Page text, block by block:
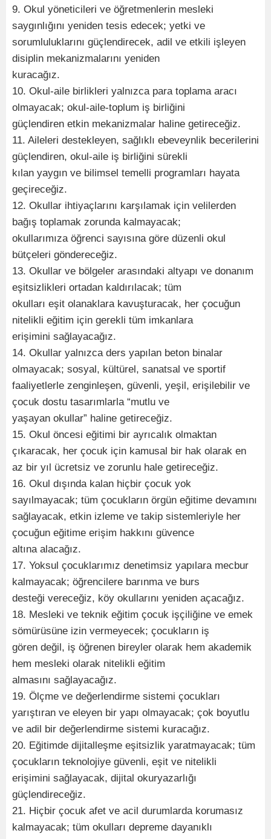
9. Okul yöneticileri ve öğretmenlerin mesleki
saygınlığını yeniden tesis edecek; yetki ve
sorumluluklarını güçlendirecek, adil ve etkili işleyen
disiplin mekanizmalarını yeniden
kuracağız.
10. Okul-aile birlikleri yalnızca para toplama aracı
olmayacak; okul-aile-toplum iş birliğini
güçlendiren etkin mekanizmalar haline getireceğiz.
11. Aileleri destekleyen, sağlıklı ebeveynlik becerilerini
güçlendiren, okul-aile iş birliğini sürekli
kılan yaygın ve bilimsel temelli programları hayata
geçireceğiz.
12. Okullar ihtiyaçlarını karşılamak için velilerden
bağış toplamak zorunda kalmayacak;
okullarımıza öğrenci sayısına göre düzenli okul
bütçeleri göndereceğiz.
13. Okullar ve bölgeler arasındaki altyapı ve donanım
eşitsizlikleri ortadan kaldırılacak; tüm
okulları eşit olanaklara kavuşturacak, her çocuğun
nitelikli eğitim için gerekli tüm imkanlara
erişimini sağlayacağız.
14. Okullar yalnızca ders yapılan beton binalar
olmayacak; sosyal, kültürel, sanatsal ve sportif
faaliyetlerle zenginleşen, güvenli, yeşil, erişilebilir ve
çocuk dostu tasarımlarla “mutlu ve
yaşayan okullar” haline getireceğiz.
15. Okul öncesi eğitimi bir ayrıcalık olmaktan
çıkaracak, her çocuk için kamusal bir hak olarak en
az bir yıl ücretsiz ve zorunlu hale getireceğiz.
16. Okul dışında kalan hiçbir çocuk yok
sayılmayacak; tüm çocukların örgün eğitime devamını
sağlayacak, etkin izleme ve takip sistemleriyle her
çocuğun eğitime erişim hakkını güvence
altına alacağız.
17. Yoksul çocuklarımız denetimsiz yapılara mecbur
kalmayacak; öğrencilere barınma ve burs
desteği vereceğiz, köy okullarını yeniden açacağız.
18. Mesleki ve teknik eğitim çocuk işçiliğine ve emek
sömürüsüne izin vermeyecek; çocukların iş
gören değil, iş öğrenen bireyler olarak hem akademik
hem mesleki olarak nitelikli eğitim
almasını sağlayacağız.
19. Ölçme ve değerlendirme sistemi çocukları
yarıştıran ve eleyen bir yapı olmayacak; çok boyutlu
ve adil bir değerlendirme sistemi kuracağız.
20. Eğitimde dijitalleşme eşitsizlik yaratmayacak; tüm
çocukların teknolojiye güvenli, eşit ve nitelikli
erişimini sağlayacak, dijital okuryazarlığı
güçlendireceğiz.
21. Hiçbir çocuk afet ve acil durumlarda korumasız
kalmayacak; tüm okulları depreme dayanıklı